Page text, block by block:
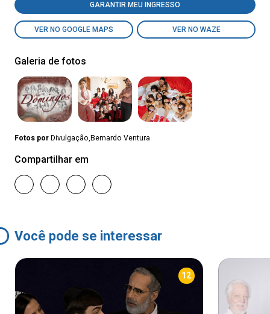
GARANTIR MEU INGRESSO
VER NO GOOGLE MAPS VER NO WAZE
Galeria de fotos
Fotos por Divulgação,Bernardo Ventura
Compartilhar em
Você pode se interessar
12